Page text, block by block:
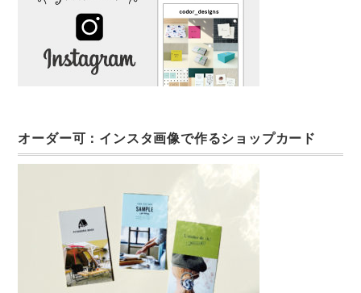
オーダー可：インスタ画像で作るショップカード